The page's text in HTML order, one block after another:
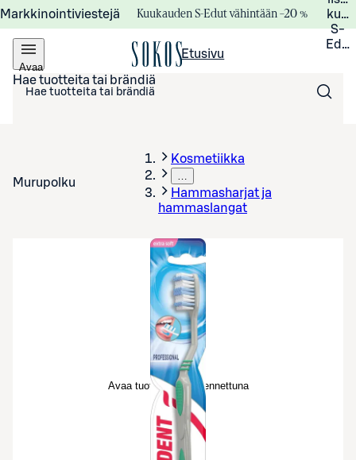
Markkinointiviestejä Kuukauden S-Edut vähintään –20 %
S-
Avaa
valikko
Etusivu
Hae tuotteita tai brändiä
Murupolku
Kosmetiikka
…
Hammasharjat ja
hammaslangat
Avaa tuotekuva suurennettuna